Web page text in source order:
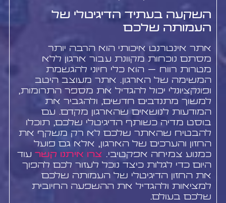
השקעה בעתיד הדיגיטלי של
העמותה שלכם
אתר אינטרנט איכותי הוא הרבה יותר
מסתם נוכחות מקוונת עבור ארגון ללא
מטרות רווח – הוא כלי חיוני להגשמת
המשימה של הארגון. אתר מעוצב היטב
ופונקציונלי יכול להגדיל את מספר התרומות,
למשוך מתנדבים חדשים, ולהגביר את
המודעות לנושאים שהארגון מקדם. עם
בוסט מדיה כשותף הדיגיטלי שלכם, תוכלו
להבטיח שהאתר שלכם לא רק משקף את
החזון והערכים של הארגון, אלא גם פועל
כמנוע צמיחה אפקטיבי. צרו איתנו קשרעוד
היום כדי לגלות כיצד נוכל לעזור לכם להפוך
את החזון הדיגיטלי של העמותה שלכם
למציאות ולהגדיל את ההשפעה החיובית
שלכם בעולם.